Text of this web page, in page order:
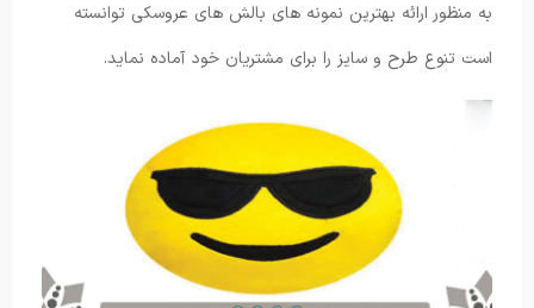
به منظور ارائه بهترین نمونه های بالش های عروسکی توانسته
است تنوع طرح و سایز را برای مشتریان خود آماده نماید.